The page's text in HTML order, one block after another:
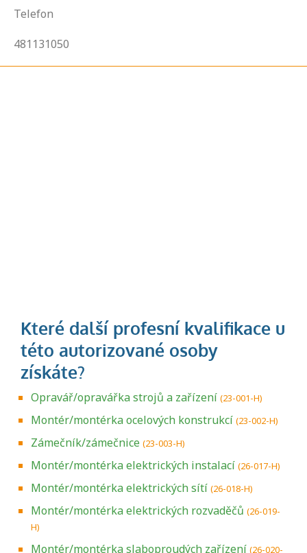
Telefon
481131050
Opravář/opravářka strojů a zařízení (23-001-H)
Montér/montérka ocelových konstrukcí (23-002-H)
Zámečník/zámečnice (23-003-H)
Montér/montérka elektrických instalací (26-017-H)
Montér/montérka elektrických sítí (26-018-H)
Montér/montérka elektrických rozvaděčů (26-019-
H)
Montér/montérka slaboproudých zařízení (26-020-